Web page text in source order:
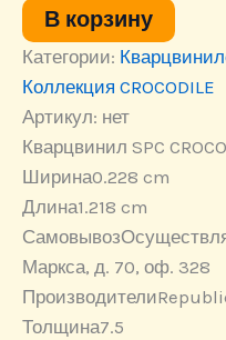
Кварцвинил
SPC
CROCODILE/Thug
мм
В корзину
Категории:
Коллекция CROCODILE
Артикул: нет
Кварцвинил SPC
Ширина0.228 cm
Длина1.218 cm
Самовывоз
Маркса, д. 70, оф. 328
Производители
Толщина7.5